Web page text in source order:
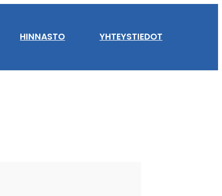
HINNASTO YHTEYSTIEDOT